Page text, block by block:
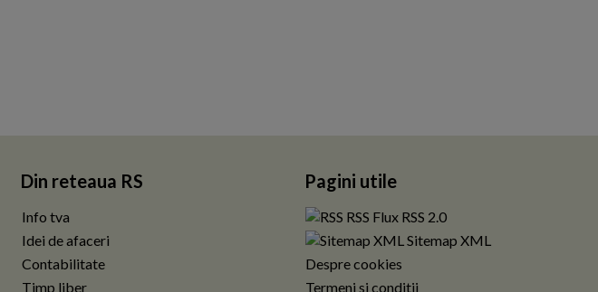
Din reteaua RS
Info tva
Idei de afaceri
Contabilitate
Timp liber
Pagini utile
RSS Flux RSS 2.0
Sitemap XML
Despre cookies
Termeni si conditii